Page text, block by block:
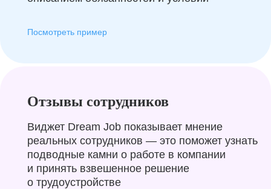
Посмотреть пример
Отзывы сотрудников
Виджет Dream Job показывает мнение
реальных сотрудников — это поможет узнать
подводные камни о работе в компании
и принять взвешенное решение
о трудоустройстве